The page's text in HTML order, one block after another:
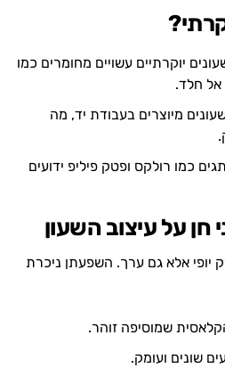
יוקרתיים עשויים מחומרים כמו
אל חלד.
מיוצרים בעבודת יד, מה
כמו רולקס ופטק פיליפ ידועים
על עיצוב השעון
יופי אלא גם ערך. השפעתן ניכרת
שמוסיפה זוהר.
שונים ועומק.